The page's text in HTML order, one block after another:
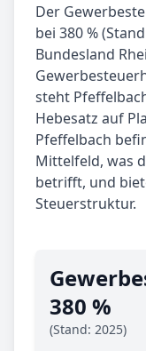
Der
bei 380 %
Bundesland
steht
Hebesatz auf
Pfeffelbach
Mittelfeld, was
betrifft, und
Steuerstruktur.
380 %
(Stand: 2025)